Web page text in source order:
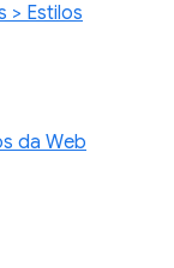
> Estilos
da Web